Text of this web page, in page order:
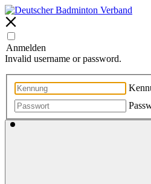
Anmelden
Invalid username or password.